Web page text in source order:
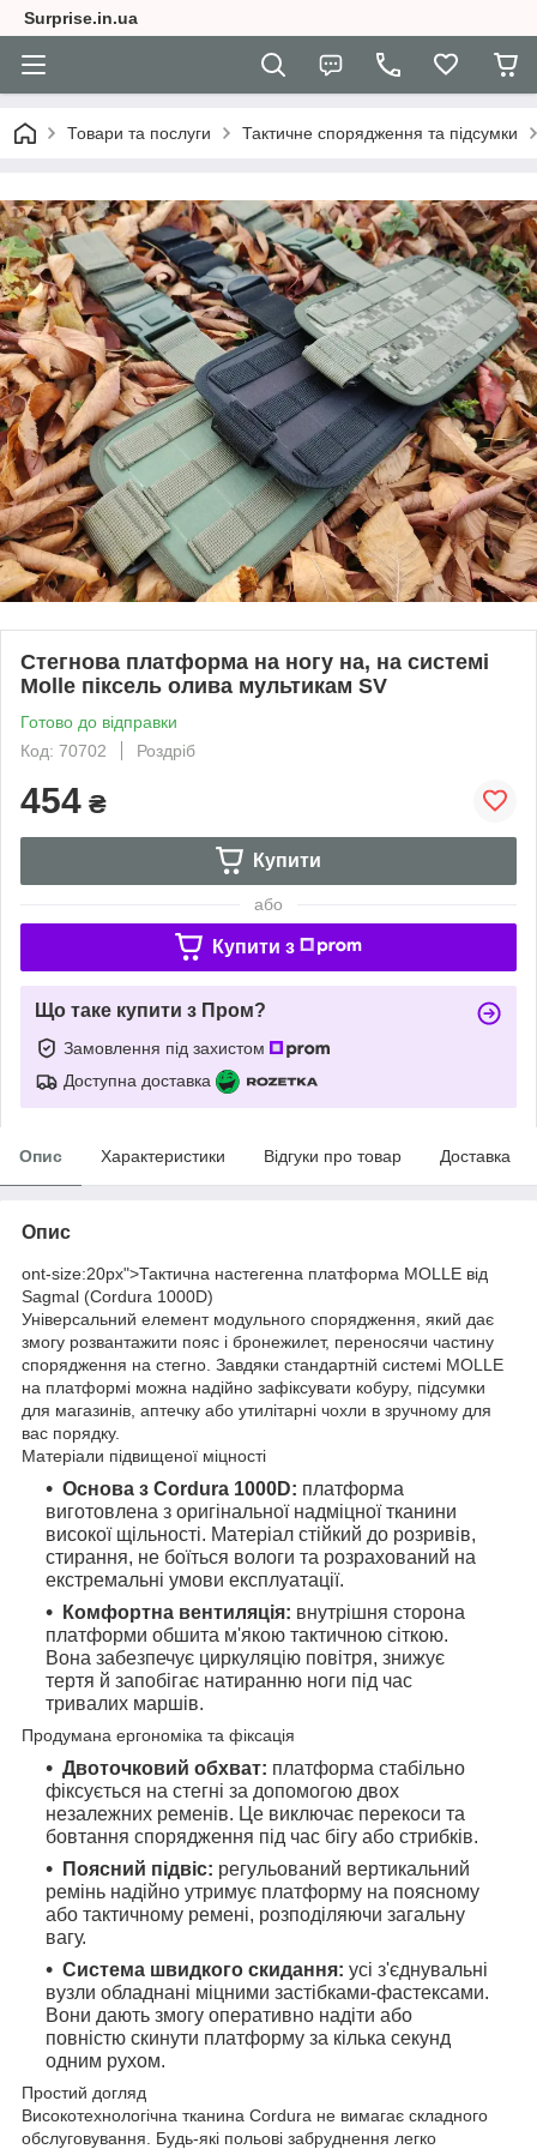
Surprise.in.ua
Товари та послуги Тактичне спорядження та підсумки
Стегнова платформа на ногу на, на системі
Molle піксель олива мультикам SV
Готово до відправки
Код: 70702
Роздріб
454 ₴
Купити
або
Купити з
Що таке купити з Пром?
Замовлення під захистом
Доступна доставка
Опис Характеристики Відгуки про товар Доставка
Опис
ont-size:20px">Тактична настегенна платформа MOLLE від
Sagmal (Cordura 1000D)
Універсальний елемент модульного спорядження, який дає
змогу розвантажити пояс і бронежилет, переносячи частину
спорядження на стегно. Завдяки стандартній системі MOLLE
на платформі можна надійно зафіксувати кобуру, підсумки
для магазинів, аптечку або утилітарні чохли в зручному для
вас порядку.
Матеріали підвищеної міцності
Основа з Cordura 1000D: платформа
виготовлена з оригінальної надміцної тканини
високої щільності. Матеріал стійкий до розривів,
стирання, не боїться вологи та розрахований на
екстремальні умови експлуатації.
Комфортна вентиляція: внутрішня сторона
платформи обшита м'якою тактичною сіткою.
Вона забезпечує циркуляцію повітря, знижує
тертя й запобігає натиранню ноги під час
тривалих маршів.
Продумана ергономіка та фіксація
Двоточковий обхват: платформа стабільно
фіксується на стегні за допомогою двох
незалежних ременів. Це виключає перекоси та
бовтання спорядження під час бігу або стрибків.
Поясний підвіс: регульований вертикальний
ремінь надійно утримує платформу на поясному
або тактичному ремені, розподіляючи загальну
вагу.
Система швидкого скидання: усі з'єднувальні
вузли обладнані міцними застібками-фастексами.
Вони дають змогу оперативно надіти або
повністю скинути платформу за кілька секунд
одним рухом.
Простий догляд
Високотехнологічна тканина Cordura не вимагає складного
обслуговування. Будь-які польові забруднення легко